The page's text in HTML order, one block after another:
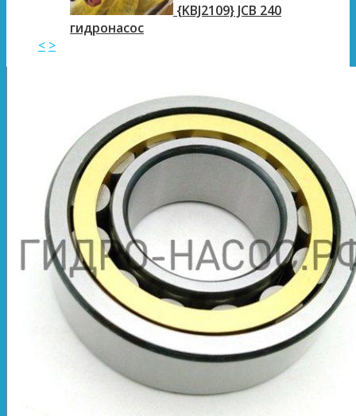
{KBJ2109} JCB 240
гидронасос
< >